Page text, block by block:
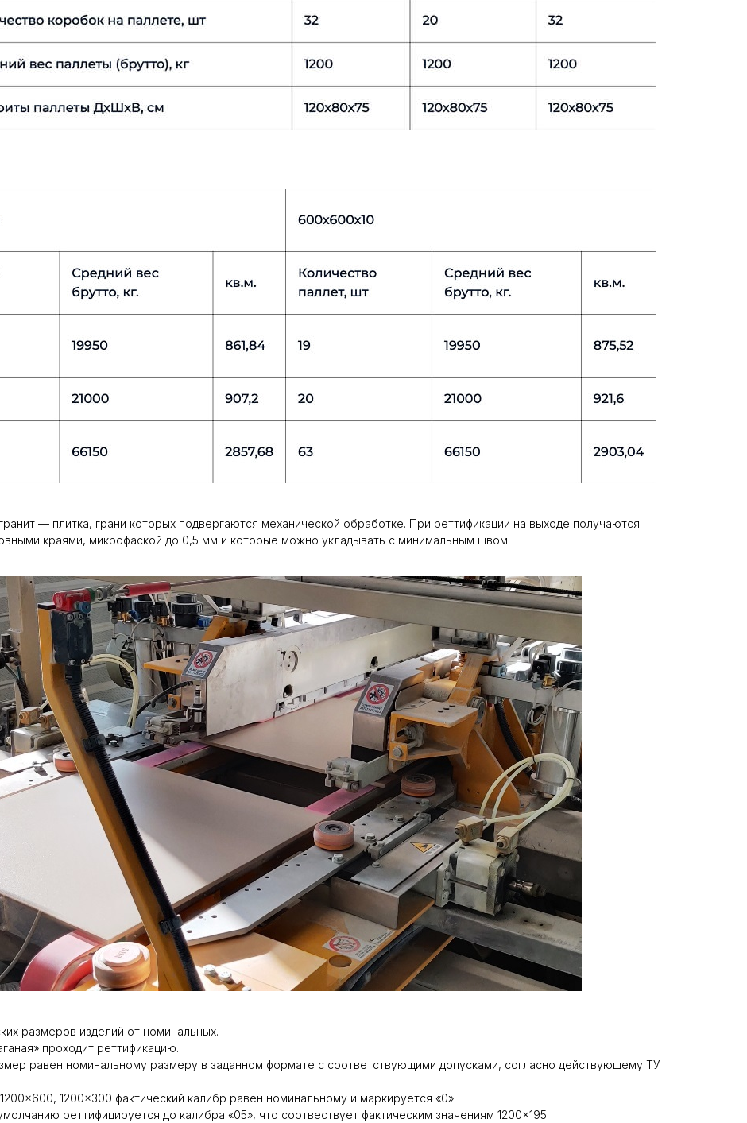
— плитка, грани которых подвергаются механической обработке. При реттификации на выходе получаются
краями, микрофаской до 0,5 мм и которые можно укладывать с минимальным швом.
размеров изделий от номинальных.
проходит реттификацию.
равен номинальному размеру в заданном формате с соответствующими допусками, согласно действующему ТУ
1200×300 фактический калибр равен номинальному и маркируется «0».
реттифицируется до калибра «05», что соотвествует фактическим значениям 1200×195